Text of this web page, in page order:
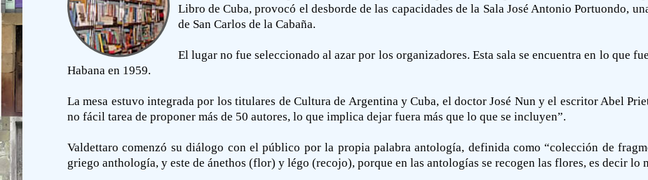
Libro de Cuba, provocó el desborde de las capacidades de la Sala José Antonio Portuondo,
de San Carlos de la Cabaña.
El lugar no fue seleccionado al azar por los organizadores. Esta sala se encuentra en lo que
Habana en 1959.
La mesa estuvo integrada por los titulares de Cultura de Argentina y Cuba, el doctor José Nun y el escritor Abel
no fácil tarea de proponer más de 50 autores, lo que implica dejar fuera más que lo que se incluyen”.
Valdettaro comenzó su diálogo con el público por la propia palabra antología, definida como “colección de
griego anthología, y este de ánethos (flor) y légo (recojo), porque en las antologías se recogen las flores, es decir lo